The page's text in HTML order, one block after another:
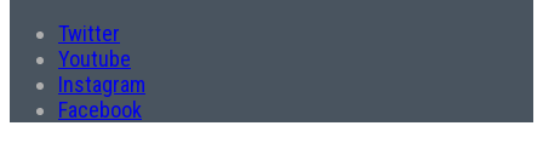
Twitter
Youtube
Instagram
Facebook